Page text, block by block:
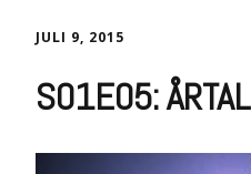
JULI 9, 2015
S01E05: ÅRTAL